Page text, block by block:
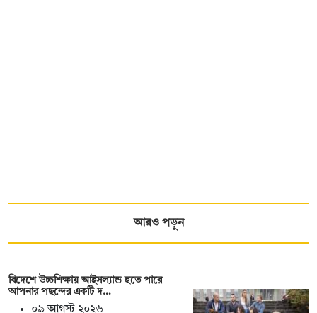
আরও পড়ুন
বিদেশে উচ্চশিক্ষায় আইসল্যান্ড হতে পারে
আপনার পছন্দের একটি দ…
০৯ আগস্ট ২০২৬